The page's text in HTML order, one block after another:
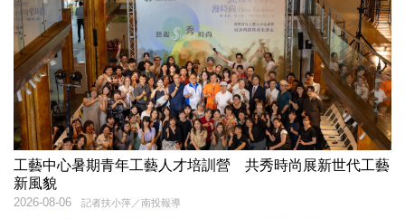
工藝中心暑期青年工藝人才培訓營 共秀時尚展新世代工藝
新風貌
記者扶小萍／南投報導
2026-08-06